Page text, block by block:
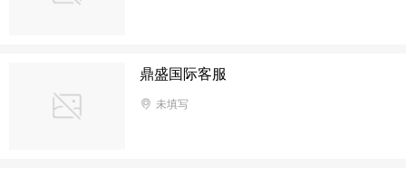
鼎盛国际客服
未填写